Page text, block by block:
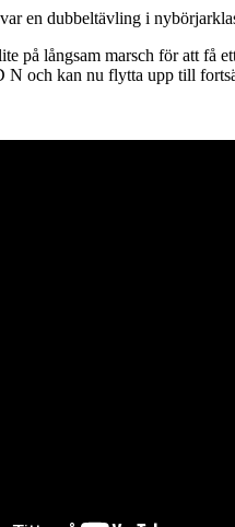
en dubbeltävling i
på långsam marsch för att få
och kan nu flytta upp till